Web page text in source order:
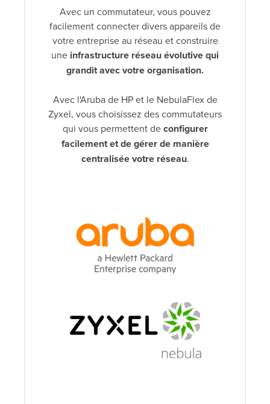
Avec un commutateur, vous pouvez
facilement connecter divers appareils de
votre entreprise au réseau et construire
une infrastructure réseau évolutive qui
grandit avec votre organisation.
Avec l'Aruba de HP et le NebulaFlex de
Zyxel, vous choisissez des commutateurs
qui vous permettent deconfigurer
facilement et de gérer de manière
centralisée votre réseau.